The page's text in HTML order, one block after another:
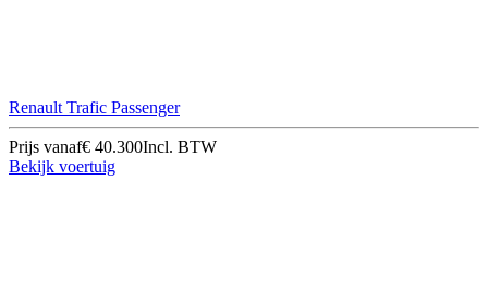
Renault Trafic Passenger
Prijs vanaf€ 40.300Incl. BTW
Bekijk voertuig